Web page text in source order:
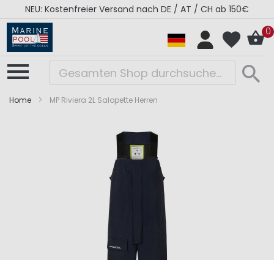
NEU: Kostenfreier Versand nach DE / AT / CH ab 150€
0
Home MP Riviera 2L Salopette Herren